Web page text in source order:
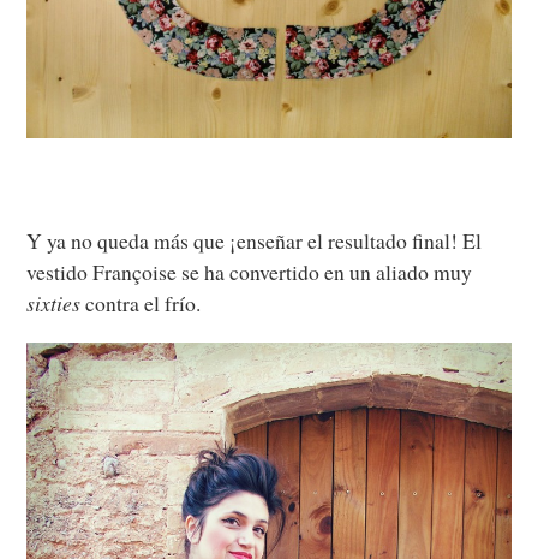
Y ya no queda más que ¡enseñar el resultado final! El
vestido Françoise se ha convertido en un aliado muy
sixtiescontra el frío.